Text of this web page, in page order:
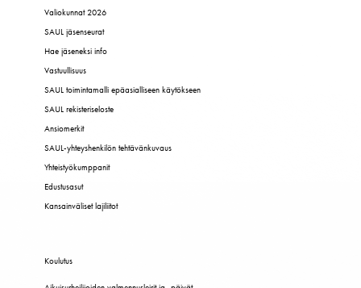
Valiokunnat 2026
SAUL jäsenseurat
Hae jäseneksi info
Vastuullisuus
SAUL toimintamalli epäasialliseen käytökseen
SAUL rekisteriseloste
Ansiomerkit
SAUL-yhteyshenkilön tehtävänkuvaus
Yhteistyökumppanit
Edustusasut
Kansainväliset lajiliitot
Koulutus